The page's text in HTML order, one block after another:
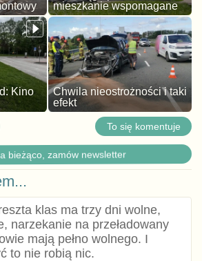
mieszkanie wspomagane
Kino
Chwila nieostrożności i taki
efekt
To się komentuje
bieżąco, zamów newsletter
klas ma trzy dni wolne,
narzekanie na przeładowany
mają pełno wolnego. I
to nie robią nic.